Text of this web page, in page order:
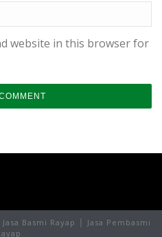
website in this browser for
Basmi Rayap │ Jasa Pembasmi